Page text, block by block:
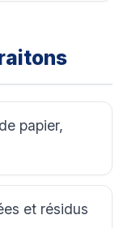
papier,
et résidus